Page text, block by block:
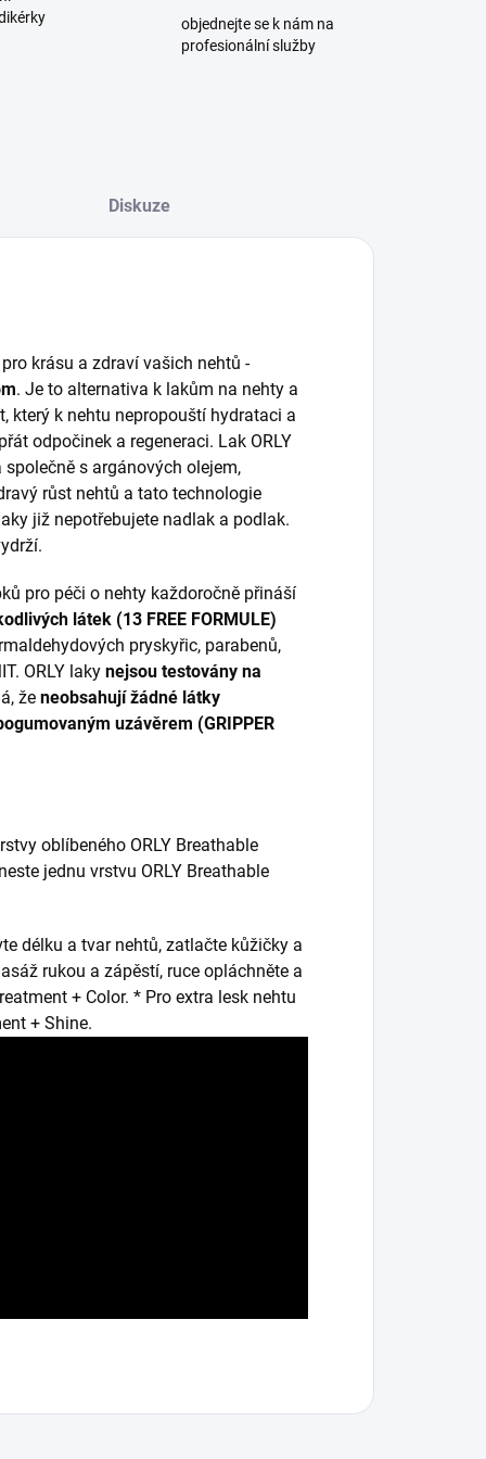
objednejte se k nám na
profesionální služby
Diskuze
krásu a zdraví vašich nehtů -
. Je to alternativa k lakům na nehty a
který k nehtu nepropouští hydrataci a
odpočinek a regeneraci. Lak ORLY
s argánových olejem,
růst nehtů a tato technologie
již nepotřebujete nadlak a podlak.
pro péči o nehty každoročně přináší
látek (13 FREE FORMULE)
pryskyřic, parabenů,
ORLY laky nejsou testovány na
že neobsahují žádné látky
uzávěrem (GRIPPER
oblíbeného ORLY Breathable
jednu vrstvu ORLY Breathable
délku a tvar nehtů, zatlačte kůžičky a
rukou a zápěstí, ruce opláchněte a
+ Color. * Pro extra lesk nehtu
+ Shine.